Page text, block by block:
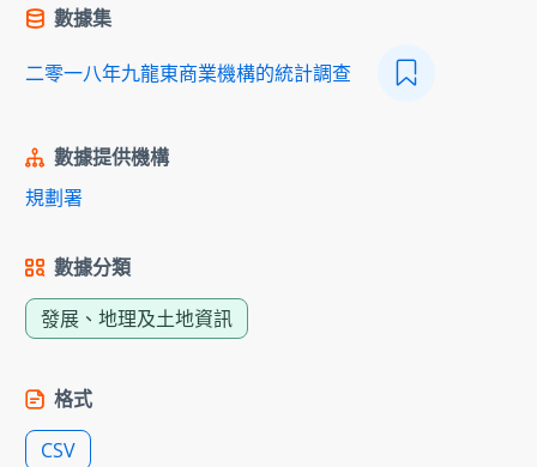
數據集
二零一八年九龍東商業機構的統計調查
數據提供機構
規劃署
數據分類
發展、地理及土地資訊
格式
CSV